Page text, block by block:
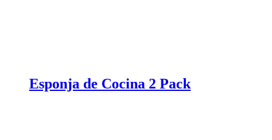
Esponja de Cocina 2 Pack